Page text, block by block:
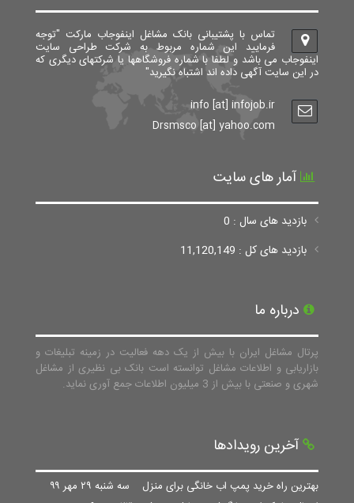
تماس با پشتیبانی بانک مشاغل اینفوجاب مارکت "توجه
فرمایید این شماره مربوط به شرکت طراحی سایت
اینفوجاب می باشد و لطفا با شماره فروشگاهها یا شرکتهای دیگری که
در این سایت آگهی داده اند اشتباه نگیرید"
info [at] infojob.ir
Drsmsco [at] yahoo.com
آمار های سایت
بازدید های سال : 0
بازدید های کل : 11,120,149
درباره ما
پرتال مشاغل ایران با بیش از یک دهه فعالیت در زمینه تبلیغات و
بازاریابی و اطلاعات مشاغل توانسته است بانک بی نظیری از مشاغل
شهری و صنعتی با بیش از 3 میلیون اطلاعات جمع آوری نماید.
آخرین رویدادها
بهترین راه خرید پمپ اب خانگی برای منزل سه شنبه ۲۹ مهر ۹۹